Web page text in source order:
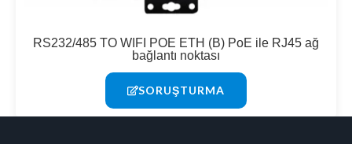
RS232/485 TO WIFI POE ETH (B) PoE ile RJ45 ağ
bağlantı noktası
SORUŞTURMA